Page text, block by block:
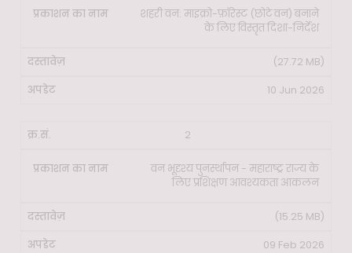
शहरी वन: माइक्रो-फ़ॉरेस्ट (छोटे वन) बनाने
के लिए विस्तृत दिशा-निर्देश
(27.72 MB)
10 Jun 2026
2
वन भूदृश्य पुनर्स्थापन - महाराष्ट्र राज्य के
लिए प्रशिक्षण आवश्यकता आकलन
(15.25 MB)
09 Feb 2026